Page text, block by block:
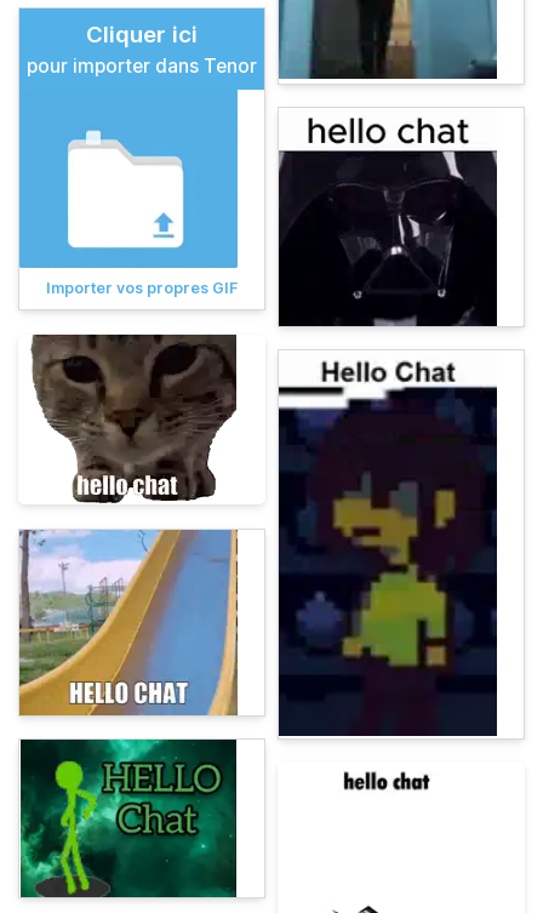
Cliquer ici
pour importer dans Tenor
Importer vos propres GIF